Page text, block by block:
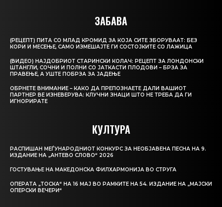
ЗАБАВА
(РЕЦЕПТ) ПИТА СО МЛАД КРОМИД ЗА КОЈА СИТЕ ЗБОРУВААТ: БЕЗ
КОРИ И МЕСЕЊЕ, САМО ИЗМЕШАЈТЕ ГИ СОСТОЈКИТЕ СО ЛАЖИЦА
(ВИДЕО) НАЈДОБРИОТ СТАРИНСКИ КОЛАЧ: РЕЦЕПТ ЗА ЛОНДОНСКИ
ШТАНГЛИ, СОЧНИ И ПОЛНИ СО ЈАТКАСТИ ПЛОДОВИ – БРЗА ЗА
ПРАВЕЊЕ, А УШТЕ ПОБРЗА ЗА ЈАДЕЊЕ
ОБРНЕТЕ ВНИМАНИЕ – КАКО ДА ПРЕПОЗНАЕТЕ ДАЛИ ВАШИОТ
ПАРТНЕР ВЕ ИЗНЕВЕРУВА: КЛУЧНИ ЗНАЦИ ШТО НЕ ТРЕБА ДА ГИ
ИГНОРИРАТЕ
КУЛТУРА
РАСПИШАН МЕЃУНАРОДНИОТ КОНКУРС ЗА НЕОБЈАВЕНА ПЕСНА НА 9.
ИЗДАНИЕ НА „АНТЕВО СЛОВО“ 2026
ГОСТУВАЊЕ НА МАКЕДОНСКА ФИЛХАРМОНИЈА ВО СТРУГА
ОПЕРАТА „ТОСКА“ НА 16 МАЈ ВО РАМКИТЕ НА 54. ИЗДАНИЕ НА „МАЈСКИ
ОПЕРСКИ ВЕЧЕРИ“